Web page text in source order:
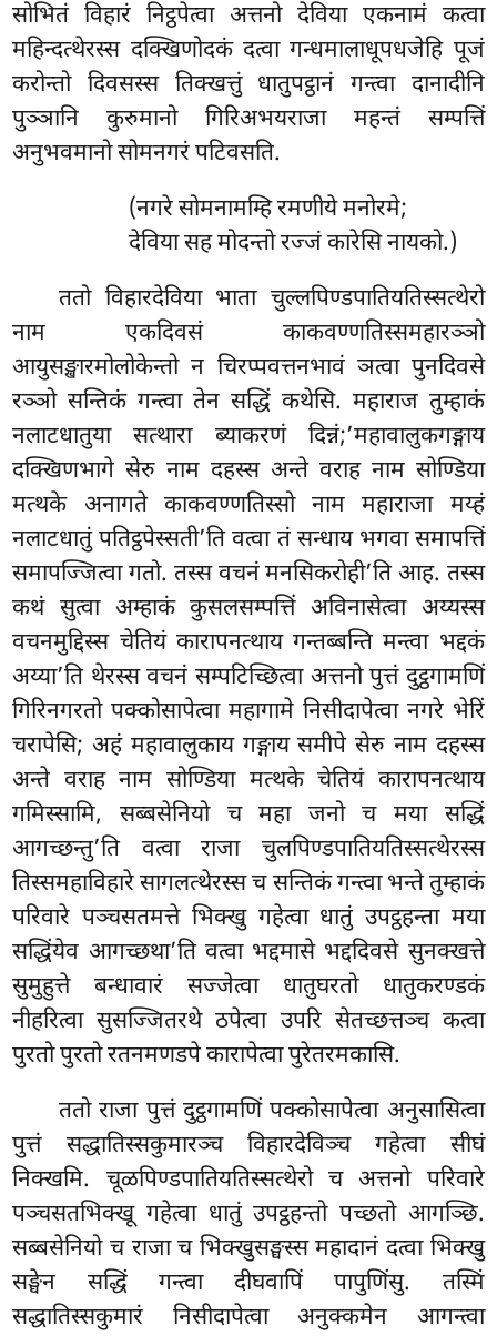
सोभितं विहारं निट्ठपेत्वा अत्तनो देविया एकनामं कत्वा
महिन्दत्थेरस्स दक्खिणोदकं दत्वा गन्धमालाधूपधजेहि पूजं
करोन्तो दिवसस्स तिक्खत्तुं धातुपट्ठानं गन्त्वा दानादीनि
पुञ्ञानि कुरुमानो गिरिअभयराजा महन्तं सम्पत्तिं
अनुभवमानो सोमनगरं पटिवसति.
(नगरे सोमनामम्हि रमणीये मनोरमे;
देविया सह मोदन्तो रज्जं कारेसि नायको.)
ततो विहारदेविया भाता चुल्लपिण्डपातियतिस्सत्थेरो
नाम एकदिवसं काकवण्णतिस्समहारञ्ञो
आयुसङ्खारमोलोकेन्तो न चिरप्पवत्तनभावं ञत्वा पुनदिवसे
रञ्ञो सन्तिकं गन्त्वा तेन सद्धिं कथेसि. महाराज तुम्हाकं
नलाटधातुया सत्थारा ब्याकरणं दिन्नं;’महावालुकगङ्गाय
दक्खिणभागे सेरु नाम दहस्स अन्ते वराह नाम सोण्डिया
मत्थके अनागते काकवण्णतिस्सो नाम महाराजा मय्हं
नलाटधातुं पतिट्ठपेस्सती’ति वत्वा तं सन्धाय भगवा समापत्तिं
समापज्जित्वा गतो. तस्स वचनं मनसिकरोही’ति आह. तस्स
कथं सुत्वा अम्हाकं कुसलसम्पत्तिं अविनासेत्वा अय्यस्स
वचनमुद्दिस्स चेतियं कारापनत्थाय गन्तब्बन्ति मन्त्वा भद्दकं
अय्या’ति थेरस्स वचनं सम्पटिच्छित्वा अत्तनो पुत्तं दुट्ठगामणिं
गिरिनगरतो पक्कोसापेत्वा महागामे निसीदापेत्वा नगरे भेरिं
चरापेसि; अहं महावालुकाय गङ्गाय समीपे सेरु नाम दहस्स
अन्ते वराह नाम सोण्डिया मत्थके चेतियं कारापनत्थाय
गमिस्सामि, सब्बसेनियो च महा जनो च मया सद्धिं
आगच्छन्तु’ति वत्वा राजा चुलपिण्डपातियतिस्सत्थेरस्स
तिस्समहाविहारे सागलत्थेरस्स च सन्तिकं गन्त्वा भन्ते तुम्हाकं
परिवारे पञ्चसतमत्ते भिक्खु गहेत्वा धातुं उपट्ठहन्ता मया
सद्धिंयेव आगच्छथा’ति वत्वा भद्दमासे भद्ददिवसे सुनक्खत्ते
सुमुहुत्ते बन्धावारं सज्जेत्वा धातुघरतो धातुकरण्डकं
नीहरित्वा सुसज्जितरथे ठपेत्वा उपरि सेतच्छत्तञ्च कत्वा
पुरतो पुरतो रतनमणडपे कारापेत्वा पुरेतरमकासि.
ततो राजा पुत्तं दुट्ठगामणिं पक्कोसापेत्वा अनुसासित्वा
पुत्तं सद्धातिस्सकुमारञ्च विहारदेविञ्च गहेत्वा सीघं
निक्खमि. चूळपिण्डपातियतिस्सत्थेरो च अत्तनो परिवारे
पञ्चसतभिक्खू गहेत्वा धातुं उपट्ठहन्तो पच्छतो आगञ्छि.
सब्बसेनियो च राजा च भिक्खुसङ्घस्स महादानं दत्वा भिक्खु
सङ्घेन सद्धिं गन्त्वा दीघवापिं पापुणिंसु. तस्मिं
सद्धातिस्सकुमारं निसीदापेत्वा अनुक्कमेन आगन्त्वा